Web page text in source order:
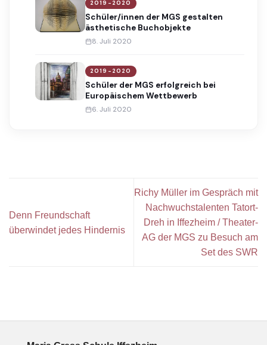
2019-2020
Schüler/innen der MGS gestalten
ästhetische Buchobjekte
8. Juli 2020
2019-2020
Schüler der MGS erfolgreich bei
Europäischem Wettbewerb
6. Juli 2020
Denn Freundschaft
überwindet jedes Hindernis
Richy Müller im Gespräch mit
Nachwuchstalenten Tatort-
Dreh in Iffezheim / Theater-
AG der MGS zu Besuch am
Set des SWR